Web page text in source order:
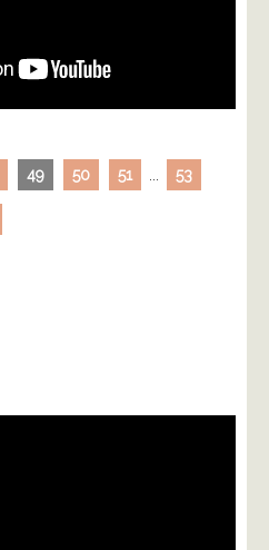
49 50 51 53